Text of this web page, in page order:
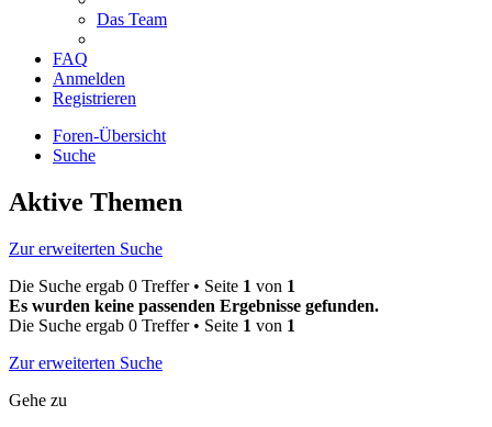
Das Team
FAQ
Anmelden
Registrieren
Foren-Übersicht
Suche
Aktive Themen
Zur erweiterten Suche
Die Suche ergab 0 Treffer • Seite 1 von 1
Es wurden keine passenden Ergebnisse gefunden.
Die Suche ergab 0 Treffer • Seite 1 von 1
Zur erweiterten Suche
Gehe zu